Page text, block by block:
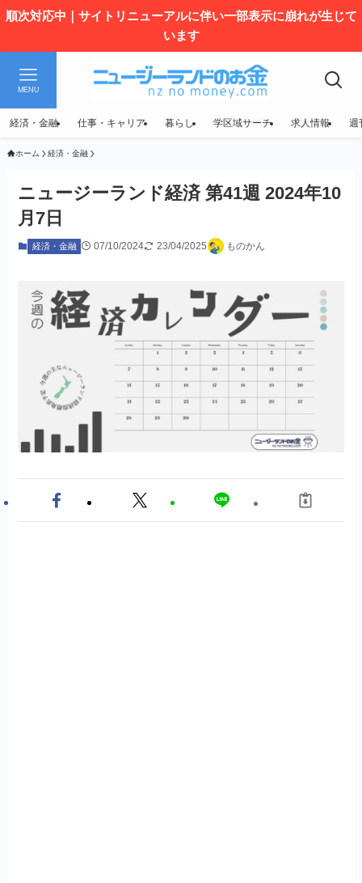
順次対応中｜サイトリニューアルに伴い一部表示に崩れが生じて
います
MENU
経済・金融 仕事・キャリア 暮らし 学区域サーチ 求人情報 週
ホーム 経済・金融
ニュージーランド経済 第41週 2024年10
月7日
経済・金融 07/10/2024 23/04/2025 ものかん